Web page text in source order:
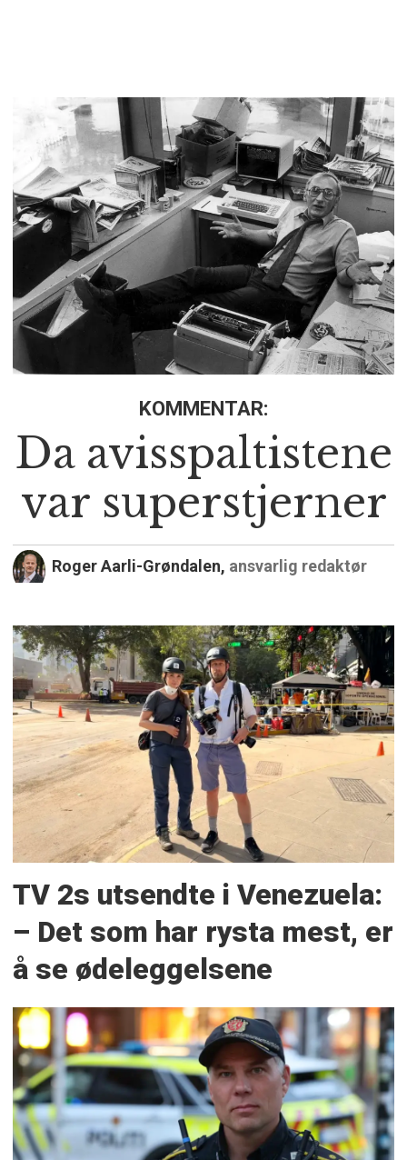
KOMMENTAR:
Da avisspaltistene
var superstjerner
Roger Aarli-Grøndalen, ansvarlig redaktør
TV 2s utsendte i Venezuela:
– Det som har rysta mest, er
å se ødeleggelsene